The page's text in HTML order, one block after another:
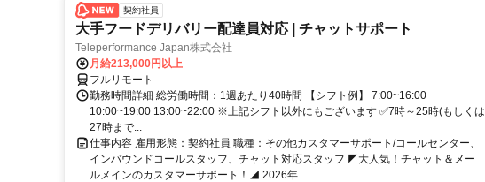
契約社員
大手フードデリバリー配達員対応 | チャットサポート
Teleperformance Japan株式会社
月給213,000円以上
フルリモート
勤務時間詳細 総労働時間：1週あたり40時間 【シフト例】 7:00~16:00
10:00~19:00 13:00~22:00 ※上記シフト以外にもございます ✅7時～25時(もしくは
27時まで...
仕事内容 雇用形態：契約社員 職種：その他カスタマーサポート/コールセンター、
インバウンドコールスタッフ、チャット対応スタッフ ◤大人気！チャット＆メー
ルメインのカスタマーサポート！◢ 2026年...